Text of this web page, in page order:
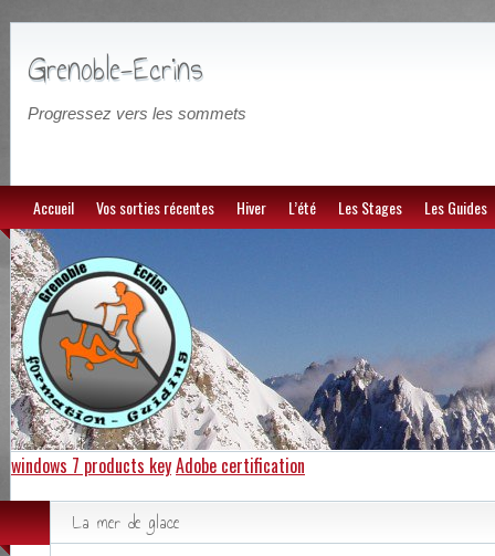
Grenoble-Ecrins
Progressez vers les sommets
Accueil Vos sorties récentes Hiver L’été Les Stages Les Guides
windows 7 products keyAdobe certification
La mer de glace